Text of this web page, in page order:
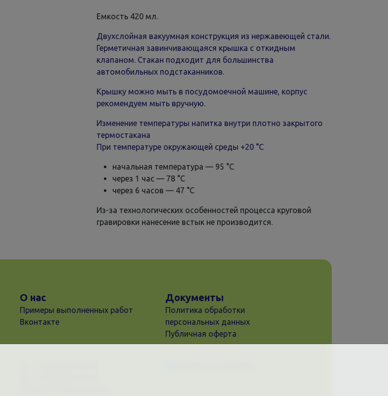
Емкость 420 мл.
Двухслойная вакуумная конструкция из нержавеющей стали.
Герметичная завинчивающаяся крышка с откидным
клапаном. Стакан подходит для большинства
автомобильных подстаканников.
Крышку можно мыть в посудомоечной машине, корпус
рекомендуем мыть вручную.
Изменение температуры напитка внутри плотно закрытого
термостакана
При температуре окружающей среды +20 °С
начальная температура — 95 °С
через 1 час — 78 °С
через 6 часов — 47 °С
Из-за технологических особенностей процесса круговой
гравировки нанесение встык не производится.
О нас
Примеры выполненных работ
Вконтакте
Документы
Политика обработки
персональных данных
Публичная оферта